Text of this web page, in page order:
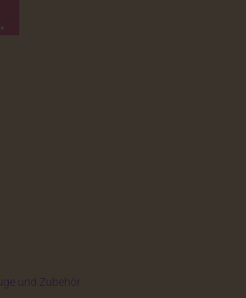
und Zubehör